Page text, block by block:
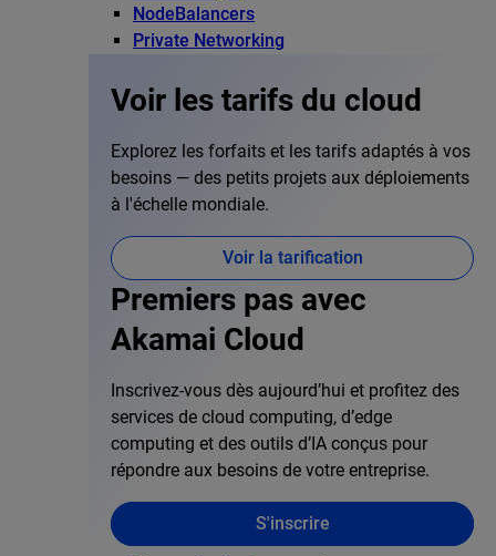
NodeBalancers
Private Networking
Voir les tarifs du cloud
Explorez les forfaits et les tarifs adaptés à vos
besoins — des petits projets aux déploiements
à l'échelle mondiale.
Voir la tarification
Premiers pas avec
Akamai Cloud
Inscrivez-vous dès aujourd’hui et profitez des
services de cloud computing, d’edge
computing et des outils d’IA conçus pour
répondre aux besoins de votre entreprise.
S'inscrire